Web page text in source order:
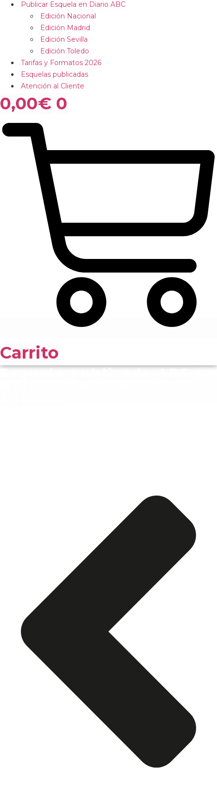
Publicar Esquela en Diario ABC
Edición Nacional
Edición Madrid
Edición Sevilla
Edición Toledo
Tarifas y Formatos 2026
Esquelas publicadas
Atención al Cliente
0,00€ 0
Carrito